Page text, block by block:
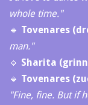
whole time."
🔹 Tovenares
man."
🔹 Sharita
🔹 Tovenares
"Fine, fine. But if